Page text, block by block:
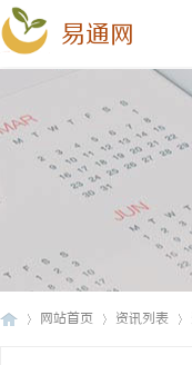
易通网
网站首页 资讯列表